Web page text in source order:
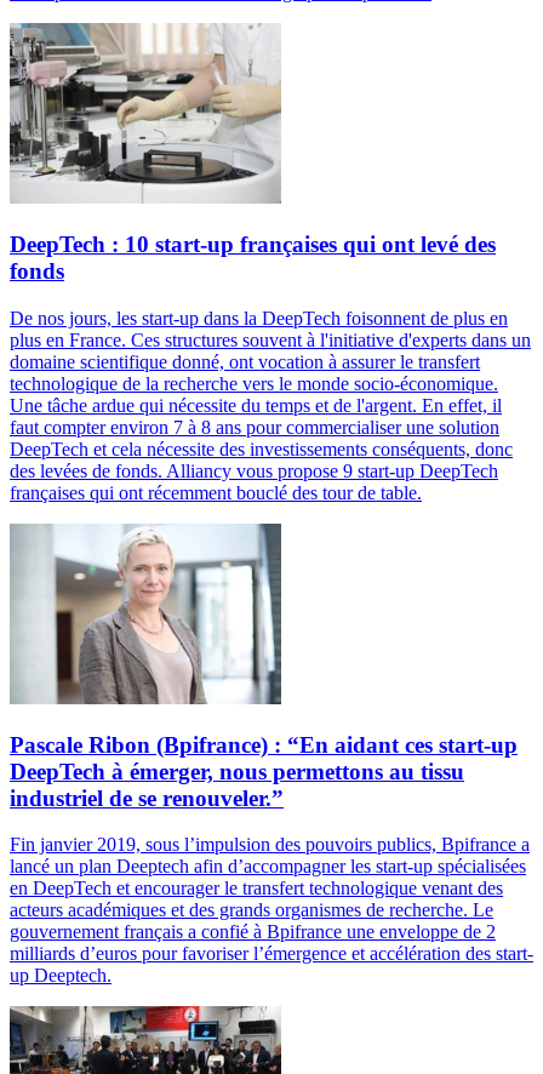
DeepTech : 10 start-up françaises qui ont levé des
fonds
De nos jours, les start-up dans la DeepTech foisonnent de plus en
plus en France. Ces structures souvent à l'initiative d'experts dans un
domaine scientifique donné, ont vocation à assurer le transfert
technologique de la recherche vers le monde socio-économique.
Une tâche ardue qui nécessite du temps et de l'argent. En effet, il
faut compter environ 7 à 8 ans pour commercialiser une solution
DeepTech et cela nécessite des investissements conséquents, donc
des levées de fonds. Alliancy vous propose 9 start-up DeepTech
françaises qui ont récemment bouclé des tour de table.
Pascale Ribon (Bpifrance) : “En aidant ces start-up
DeepTech à émerger, nous permettons au tissu
industriel de se renouveler.”
Fin janvier 2019, sous l’impulsion des pouvoirs publics, Bpifrance a
lancé un plan Deeptech afin d’accompagner les start-up spécialisées
en DeepTech et encourager le transfert technologique venant des
acteurs académiques et des grands organismes de recherche. Le
gouvernement français a confié à Bpifrance une enveloppe de 2
milliards d’euros pour favoriser l’émergence et accélération des start-
up Deeptech.